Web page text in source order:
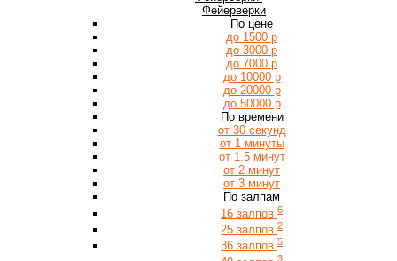
Фейерверки
По цене
до 1500 р
до 3000 р
до 7000 р
до 10000 р
до 20000 р
до 50000 р
По времени
от 30 секунд
от 1 минуты
от 1.5 минут
от 2 минут
от 3 минут
По залпам
16 залпов 6
25 залпов 2
36 залпов 5
3